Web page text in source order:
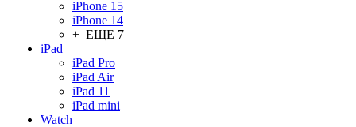
iPhone 15
iPhone 14
+ ЕЩЕ 7
iPad
iPad Pro
iPad Air
iPad 11
iPad mini
Watch